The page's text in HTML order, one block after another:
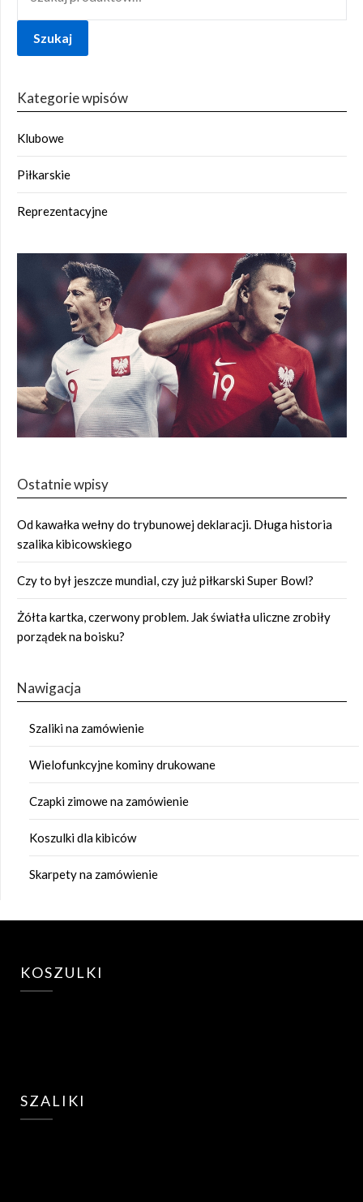
Szukaj
Kategorie wpisów
Klubowe
Piłkarskie
Reprezentacyjne
Ostatnie wpisy
Od kawałka wełny do trybunowej deklaracji. Długa historia
szalika kibicowskiego
Czy to był jeszcze mundial, czy już piłkarski Super Bowl?
Żółta kartka, czerwony problem. Jak światła uliczne zrobiły
porządek na boisku?
Nawigacja
Szaliki na zamówienie
Wielofunkcyjne kominy drukowane
Czapki zimowe na zamówienie
Koszulki dla kibiców
Skarpety na zamówienie
KOSZULKI
SZALIKI